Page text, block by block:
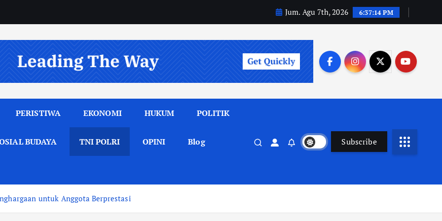
Jum. Agu 7th, 2026 6:37:16 PM
PERISTIWA EKONOMI HUKUM POLITIK
BUDAYA TNI POLRI OPINI Blog Subscribe
untuk Anggota Berprestasi